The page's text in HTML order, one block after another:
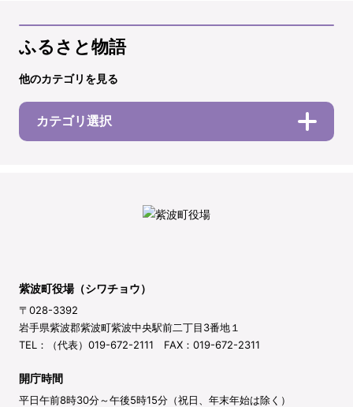
ふるさと物語
他のカテゴリを見る
カテゴリ選択
紫波町役場（シワチョウ）
〒028-3392
岩手県紫波郡紫波町紫波中央駅前二丁目3番地１
TEL：（代表）019-672-2111 FAX：019-672-2311
開庁時間
平日午前8時30分～午後5時15分（祝日、年末年始は除く）